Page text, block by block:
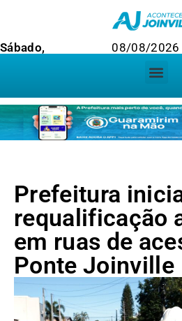
Sábado, 08/08/2026
Prefeitura
requalificação
em ruas de
Ponte Joinville